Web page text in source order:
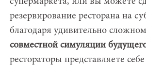
резервирование ресторана на
благодаря удивительно
совместной симуляции
рестораторы представляете